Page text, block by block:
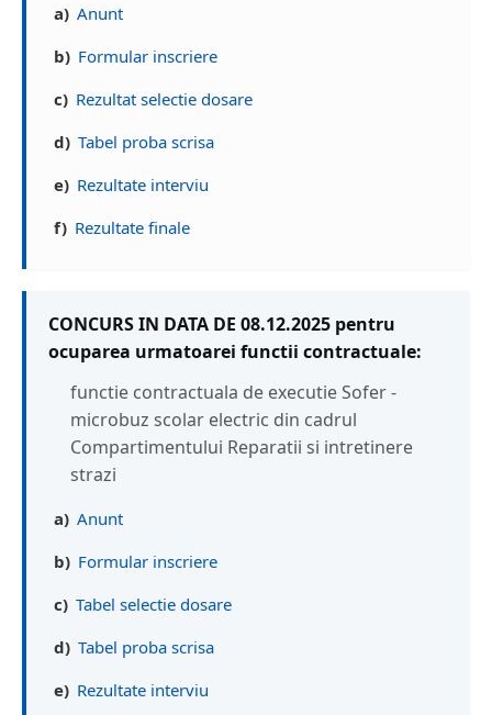
a) Anunt
b) Formular inscriere
c) Rezultat selectie dosare
d) Tabel proba scrisa
e) Rezultate interviu
f) Rezultate finale
CONCURS IN DATA DE 08.12.2025 pentru
ocuparea urmatoarei functii contractuale:
functie contractuala de executie Sofer -
microbuz scolar electric din cadrul
Compartimentului Reparatii si intretinere
strazi
a) Anunt
b) Formular inscriere
c) Tabel selectie dosare
d) Tabel proba scrisa
e) Rezultate interviu